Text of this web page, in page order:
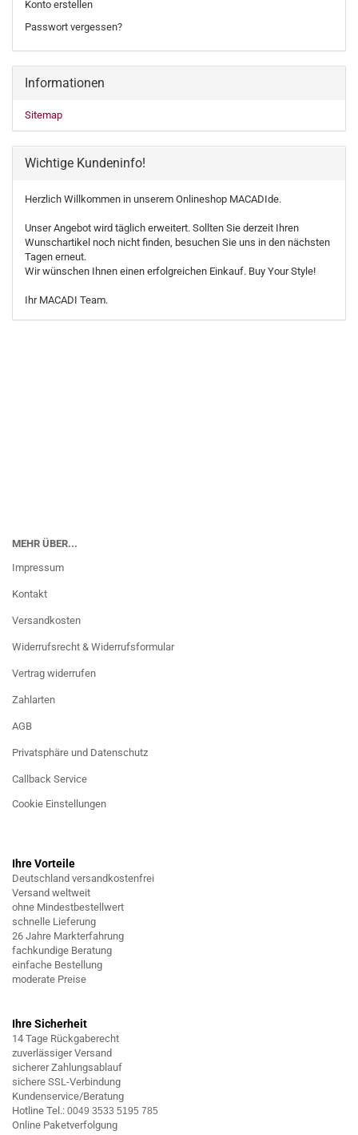
Konto erstellen
Passwort vergessen?
Informationen
Sitemap
Wichtige Kundeninfo!
Herzlich Willkommen in unserem Onlineshop MACADIde.
Unser Angebot wird täglich erweitert. Sollten Sie derzeit Ihren
Wunschartikel noch nicht finden, besuchen Sie uns in den nächsten
Tagen erneut.
Wir wünschen Ihnen einen erfolgreichen Einkauf. Buy Your Style!
Ihr MACADI Team.
MEHR ÜBER...
Impressum
Kontakt
Versandkosten
Widerrufsrecht & Widerrufsformular
Vertrag widerrufen
Zahlarten
AGB
Privatsphäre und Datenschutz
Callback Service
Cookie Einstellungen
Ihre Vorteile
Deutschland versandkostenfrei
Versand weltweit
ohne Mindestbestellwert
schnelle Lieferung
26 Jahre Markterfahrung
fachkundige Beratung
einfache Bestellung
moderate Preise
Ihre Sicherheit
14 Tage Rückgaberecht
zuverlässiger Versand
sicherer Zahlungsablauf
sichere SSL-Verbindung
Kundenservice/Beratung
Hotline Tel.: 0049 3533 5195 785
Online Paketverfolgung